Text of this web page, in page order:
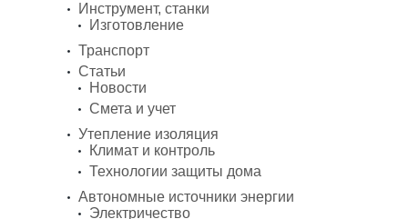
Инструмент, станки
Изготовление
Транспорт
Статьи
Новости
Смета и учет
Утепление изоляция
Климат и контроль
Технологии защиты дома
Автономные источники энергии
Электричество